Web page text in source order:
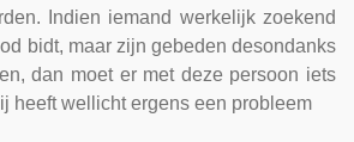
Indien iemand werkelijk zoekend
bidt, maar zijn gebeden desondanks
dan moet er met deze persoon iets
heeft wellicht ergens een probleem